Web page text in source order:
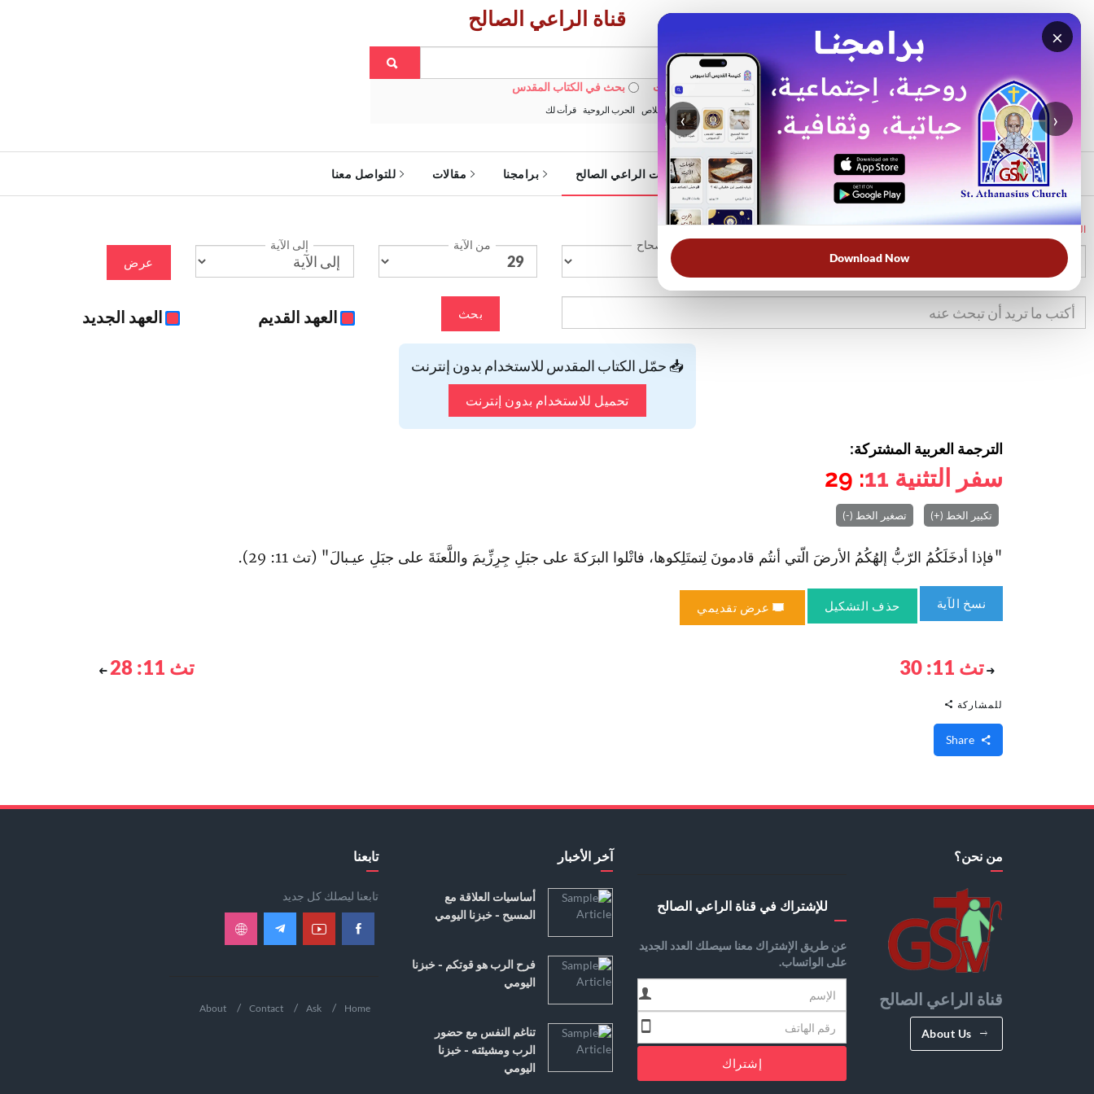
×
‹ ›
Download Now
قناة الراعي الصالح
بحث في الويبسايت بحث في الكتاب المقدس
الأكثر بحثًا: خبزنا اليومي الخلاص الحرب الروحية قرأت لك
الرئيسية خدمات الراعي الصالح برامجنا مقالات للتواصل معنا
الرئيسية
الإصحاح من الآية إلى الآية
عرض
بحث العهد القديم العهد الجديد
📥 حمّل الكتاب المقدس للاستخدام بدون إنترنت
تحميل للاستخدام بدون إنترنت
الترجمة العربية المشتركة:
سفر التثنية 11
: 29
تكبير الخط (+) تصغير الخط (-)
"فإذا أدخَلَكُمُ الرّبُّ إلهُكُمُ الأرضَ الّتي أنتُم قادمونَ لِتمتَلِكوها، فا‏تْلوا البرَكةَ على جبَلِ جِرِزِّيمَ واللَّعنَةَ على جبَلِ عيـبالَ‌" (تث 11: 29).
نسخ الآية حذف التشكيل عرض تقديمي
تث 11: 30 تث 11: 28
للمشاركة
من نحن؟
قناة الراعي الصالح
About Us
للإشتراك في قناة الراعي الصالح
عن طريق الإشتراك معنا سيصلك العدد الجديد
على الواتساب.
إشتراك
آخر الأخبار
أساسيات العلاقة مع
المسيح - خبزنا اليومي
فرح الرب هو قوتكم - خبزنا
اليومي
تناغم النفس مع حضور
الرب ومشيئته - خبزنا
اليومي
تابعنا
تابعنا ليصلك كل جديد
Home
Ask
Contact
About